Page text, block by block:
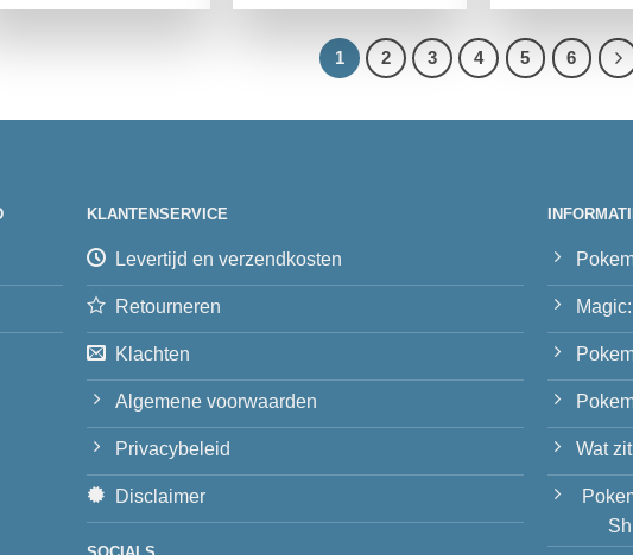
1 2 3 4 5 6
KLANTENSERVICE
Levertijd en verzendkosten
Retourneren
Klachten
Algemene voorwaarden
Privacybeleid
Disclaimer
Wat